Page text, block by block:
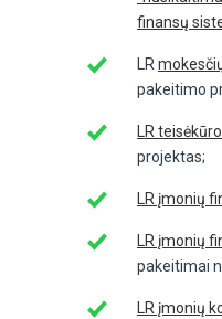
finansų
LR
pakeitimo
LR
projektas;
LR įmonių
LR įmonių
pakeitimai
LR įmonių